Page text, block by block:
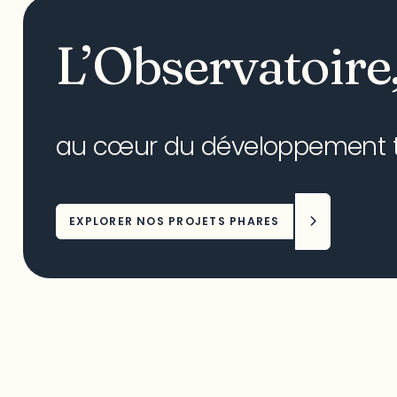
au cœur du développement
EXPLORER NOS PROJETS PHARES